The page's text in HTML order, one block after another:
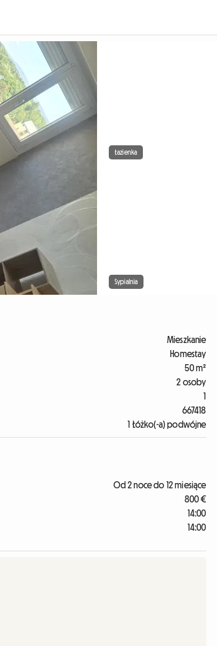
Łazienka
Sypialnia
Mieszkanie
Homestay
50 m²
2 osoby
1
667418
1 Łóżko(-a) podwójne
Od 2 noce do 12 miesiące
800 €
14:00
14:00